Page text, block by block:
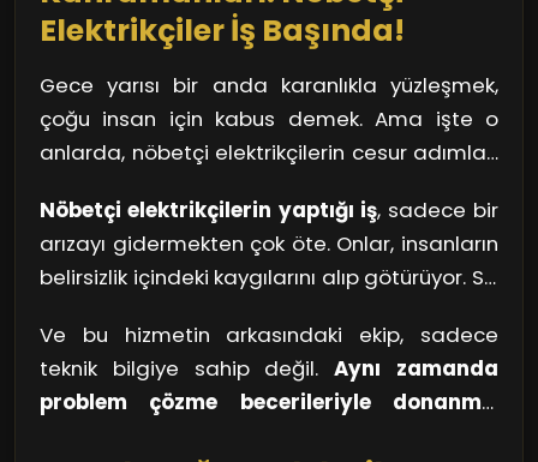
Elektrikçiler İş Başında!
Gece yarısı bir anda karanlıkla yüzleşmek,
çoğu insan için kabus demek. Ama işte o
anlarda, nöbetçi elektrikçilerin cesur adımları
için yola çıkan adeta birer süper kahraman.
Evlerimizde, iş yerlerimizde ya da sokaklarda,
elektrikle ilgili birproblem yaşandığında, hızla
yetişiyorlar. Çünkü biliyorlar ki, Fulya bölgesi
geceleri bir anlık karanlık bile, hayatın akışını
bozabilir.
Nöbetçi elektrikçilerin yaptığı iş, sadece bir
arızayı gidermekten çok öte. Onlar, insanların
belirsizlik içindeki kaygılarını alıp götürüyor. Siz
ne kadar zor durumda kalabilirsiniz? İşte tam
da bu sırada, elektrikçiler devreye girerek sizi
güvenli bir limana götürüyor. Kimi zaman bir
Ve bu hizmetin arkasındaki ekip, sadece
teknik bilgiye sahip değil. Aynı zamanda
problem çözme becerileriyle donanmış